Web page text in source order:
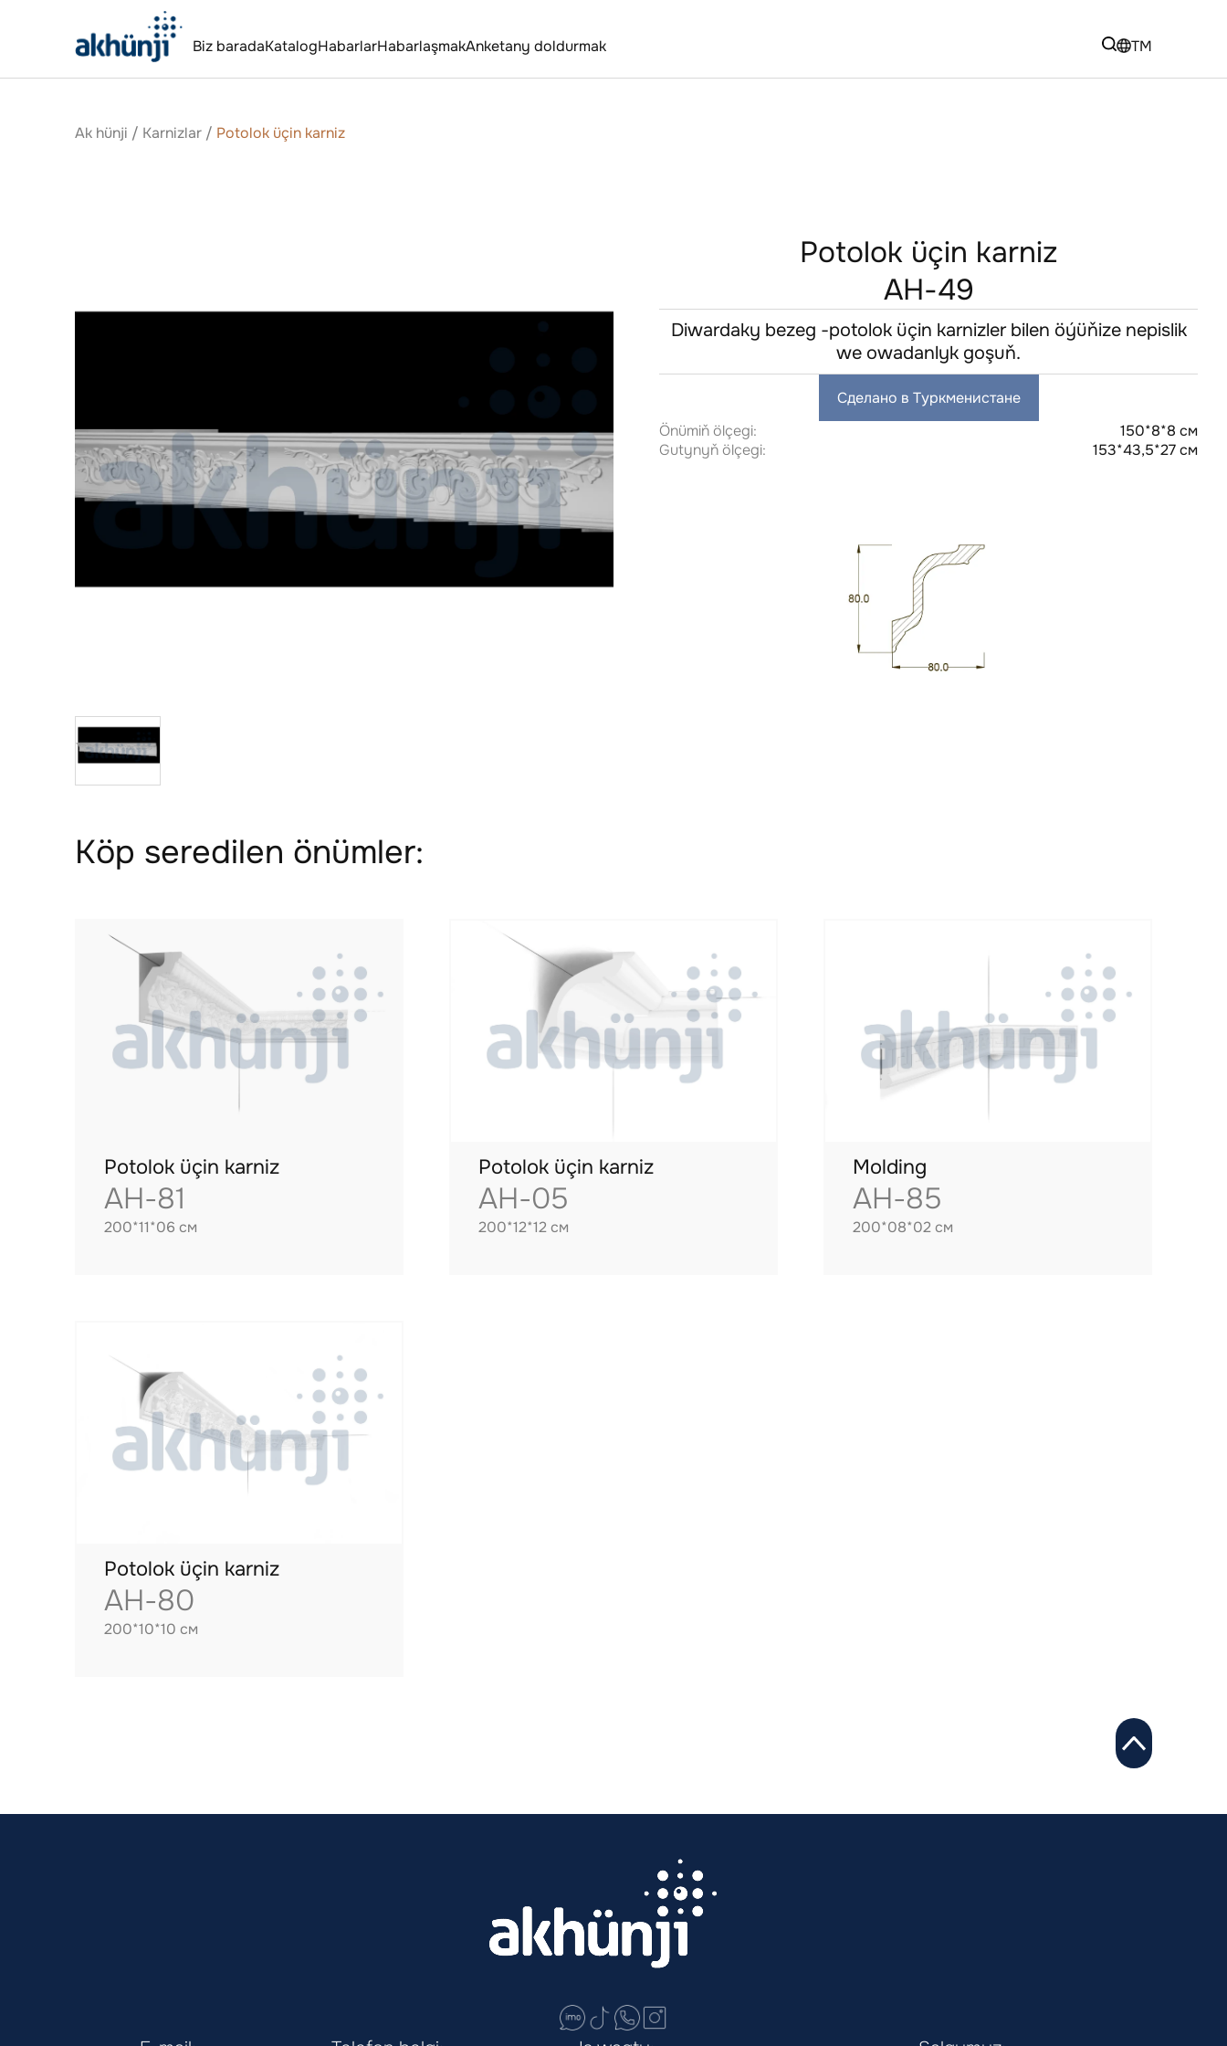
Biz baradaKatalogHabarlarHabarlaşmakAnketany doldurmak TM
Ak hünji / Karnizlar / Potolok üçin karniz
Potolok üçin karniz
AH-49
Diwardaky bezeg -potolok üçin karnizler bilen öýüňize nepislik
we owadanlyk goşuň.
Сделано в Туркменистане
Önümiň ölçegi:
150*8*8 см
Gutynyň ölçegi:
153*43,5*27 см
Köp seredilen önümler:
Potolok üçin karniz
AH-81
200*11*06 см
Potolok üçin karniz
AH-05
200*12*12 см
Molding
AH-85
200*08*02 см
Potolok üçin karniz
AH-80
200*10*10 см